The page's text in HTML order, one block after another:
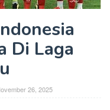
Di Laga
26, 2025